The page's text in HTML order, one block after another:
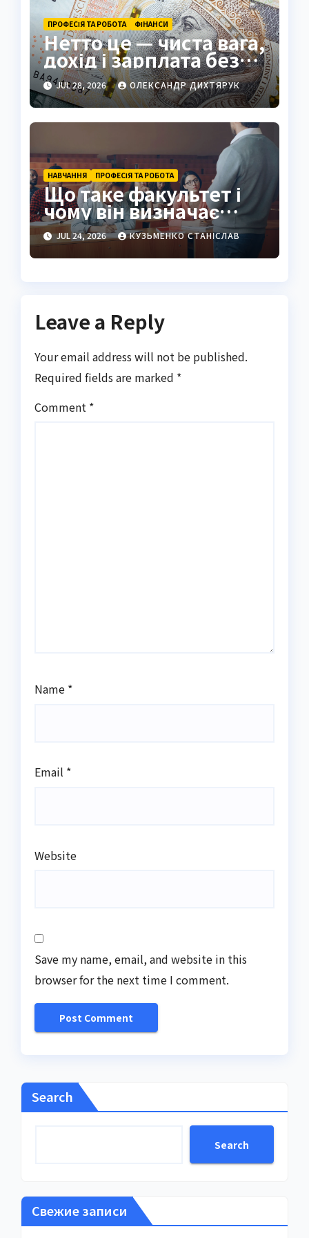
ПРОФЕСІЯ ТА РОБОТА ФІНАНСИ
Нетто це — чиста вага,
дохід і зарплата без
зайвого
JUL 28, 2026 ОЛЕКСАНДР ДИХТЯРУК
НАВЧАННЯ ПРОФЕСІЯ ТА РОБОТА
Що таке факультет і
чому він визначає
майбутнє студента
JUL 24, 2026 КУЗЬМЕНКО СТАНІСЛАВ
Leave a Reply
Your email address will not be published.
Required fields are marked *
Comment *
Name *
Email *
Website
Save my name, email, and website in this
browser for the next time I comment.
Search
Search
Свежие записи